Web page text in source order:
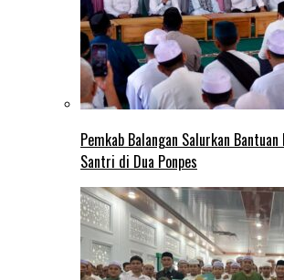
Pemkab Balangan Salurkan
Santri di Dua Ponpes